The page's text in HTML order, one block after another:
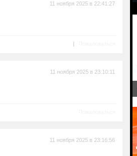
11 ноября 2025 в 22:41:27
|
11 ноября 2025 в 23:10:11
11 ноября 2025 в 23:16:56